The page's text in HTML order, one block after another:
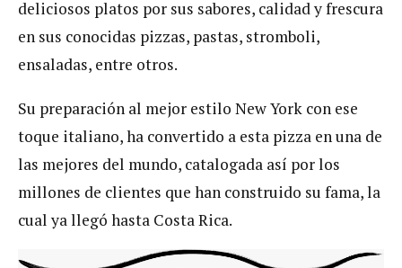
deliciosos platos por sus sabores, calidad y frescura
en sus conocidas pizzas, pastas, stromboli,
ensaladas, entre otros.
Su preparación al mejor estilo New York con ese
toque italiano, ha convertido a esta pizza en una de
las mejores del mundo, catalogada así por los
millones de clientes que han construido su fama, la
cual ya llegó hasta Costa Rica.